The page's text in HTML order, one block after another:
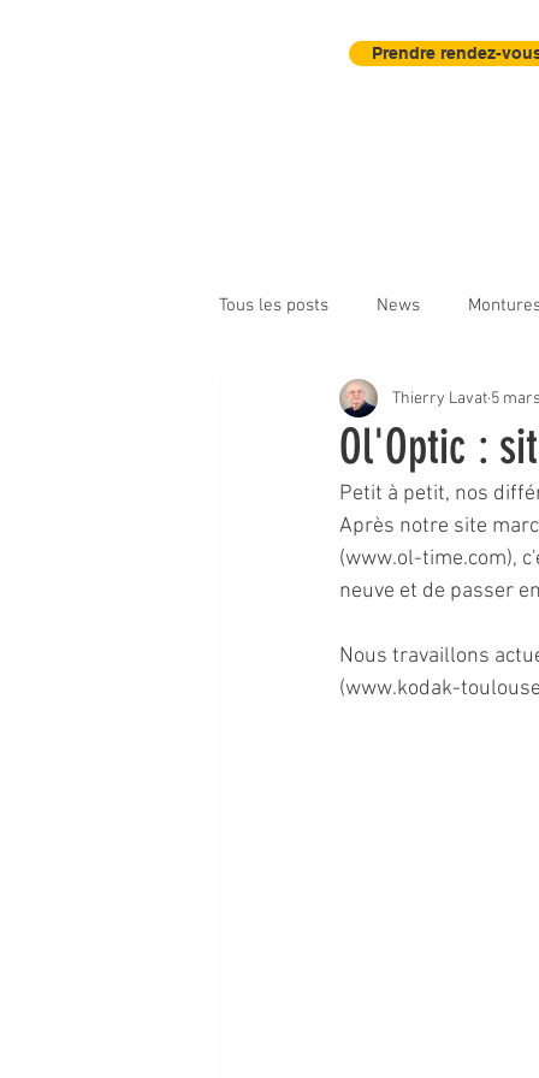
Prendre rendez-
Tous les posts News
Instruments d'observation
Ol'Optic :
Thierry Lavat 5
Petit à petit, nos
Après notre site
(www.ol-time.com),
neuve et de passer
Nous travaillons
(www.kodak-